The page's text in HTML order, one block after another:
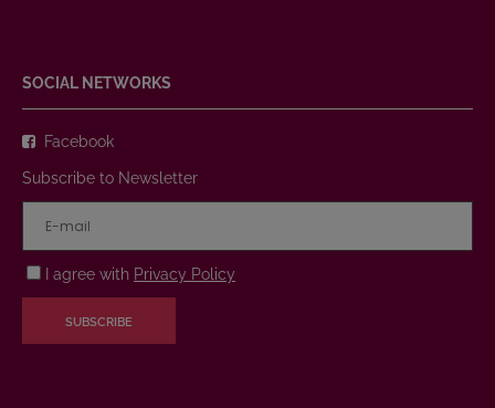
SOCIAL NETWORKS
Facebook
Subscribe to Newsletter
I agree with Privacy Policy
SUBSCRIBE